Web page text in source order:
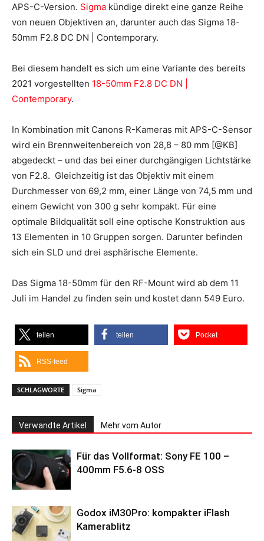
APS-C-Version. Sigma kündige direkt eine ganze Reihe
von neuen Objektiven an, darunter auch das Sigma 18-
50mm F2.8 DC DN | Contemporary.
Bei diesem handelt es sich um eine Variante des bereits
2021 vorgestellten 18-50mm F2.8 DC DN |
Contemporary.
In Kombination mit Canons R-Kameras mit APS-C-Sensor
wird ein Brennweitenbereich von 28,8 – 80 mm [@KB]
abgedeckt – und das bei einer durchgängigen Lichtstärke
von F2.8. Gleichzeitig ist das Objektiv mit einem
Durchmesser von 69,2 mm, einer Länge von 74,5 mm und
einem Gewicht von 300 g sehr kompakt. Für eine
optimale Bildqualität soll eine optische Konstruktion aus
13 Elementen in 10 Gruppen sorgen. Darunter befinden
sich ein SLD und drei asphärische Elemente.
Das Sigma 18-50mm für den RF-Mount wird ab dem 11
Juli im Handel zu finden sein und kostet dann 549 Euro.
teilen teilen Pocket
RSS-feed
SCHLAGWORTE Sigma
Verwandte Artikel Mehr vom Autor
Für das Vollformat: Sony FE 100 –
400mm F5.6-8 OSS
Godox iM30Pro: kompakter iFlash
Kamerablitz